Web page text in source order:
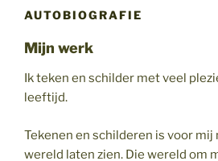
AUTOBIOGRAFIE
Mijn werk
Ik teken en schilder met veel
leeftijd.
Tekenen en schilderen is voor mij
wereld laten zien. Die wereld om